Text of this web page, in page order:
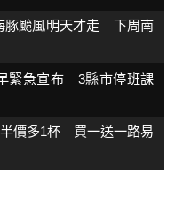
豚颱風明天才走 下周南
緊急宣布 3縣市停班課
價多1杯 買一送一路易